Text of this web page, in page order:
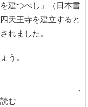
建つべし」（日本書
天王寺を建立すると
れました。
う。
む